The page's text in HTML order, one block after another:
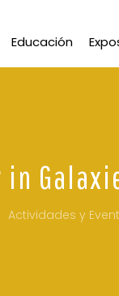
Educación
Actividades y